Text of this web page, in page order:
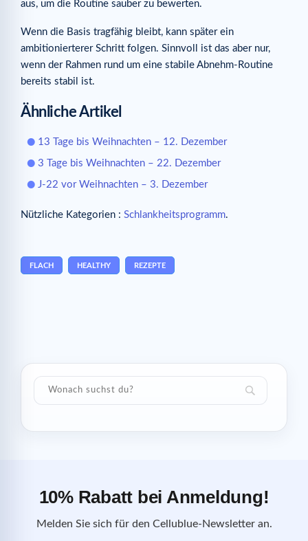
aus, um die Routine sauber zu bewerten.
Wenn die Basis tragfähig bleibt, kann später ein
ambitionierterer Schritt folgen. Sinnvoll ist das aber nur,
wenn der Rahmen rund um eine stabile Abnehm-Routine
bereits stabil ist.
Ähnliche Artikel
13 Tage bis Weihnachten – 12. Dezember
3 Tage bis Weihnachten – 22. Dezember
J-22 vor Weihnachten – 3. Dezember
Nützliche Kategorien : Schlankheitsprogramm.
FLACH HEALTHY REZEPTE
10% Rabatt bei Anmeldung!
Melden Sie sich für den Cellublue-Newsletter an.